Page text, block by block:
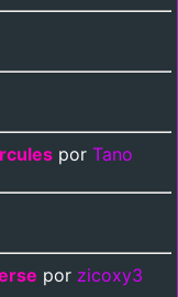
por Tano
por zicoxy3